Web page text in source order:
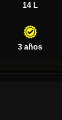
14 L
3 años